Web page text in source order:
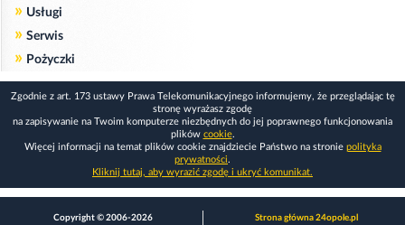
» Usługi
» Serwis
» Pożyczki
Zgodnie z art. 173 ustawy Prawa Telekomunikacyjnego informujemy, że przeglądając tę
stronę wyrażasz zgodę
na zapisywanie na Twoim komputerze niezbędnych do jej poprawnego funkcjonowania
plików cookie.
Więcej informacji na temat plików cookie znajdziecie Państwo na stronie polityka
prywatności.
Kliknij tutaj, aby wyrazić zgodę i ukryć komunikat.
Copyright © 2006-2026 Strona główna 24opole.pl